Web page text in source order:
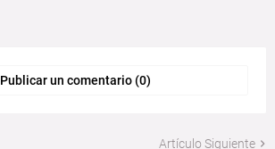
Publicar un comentario (0)
Artículo Siguiente